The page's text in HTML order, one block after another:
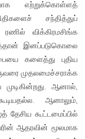
எற்றுக்கொள்ளத்
சந்தித்துப்
விக்கிரமசிங்க
இனப்படுகொலை
களைத்து புதிய
முதலமைச்சராக்க
முடிகின்றது. ஆனால்,
ஆனாலும்,
தேசிய கூட்டமைப்பில்
ஆதரவின் மூலமாக